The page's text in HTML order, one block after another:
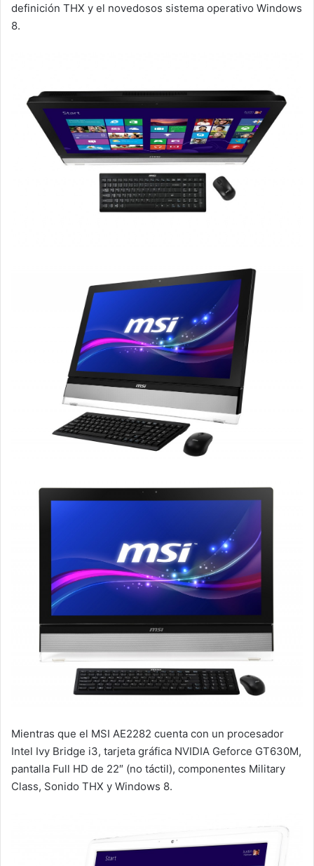
definición THX y el novedosos sistema operativo Windows
8.
Mientras que el MSI AE2282 cuenta con un procesador
Intel Ivy Bridge i3, tarjeta gráfica NVIDIA Geforce GT630M,
pantalla Full HD de 22″ (no táctil), componentes Military
Class, Sonido THX y Windows 8.